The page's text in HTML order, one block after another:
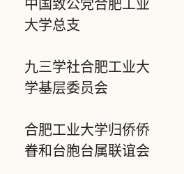
中国致公党合肥工业
大学总支
九三学社合肥工业大
学基层委员会
合肥工业大学归侨侨
眷和台胞台属联谊会